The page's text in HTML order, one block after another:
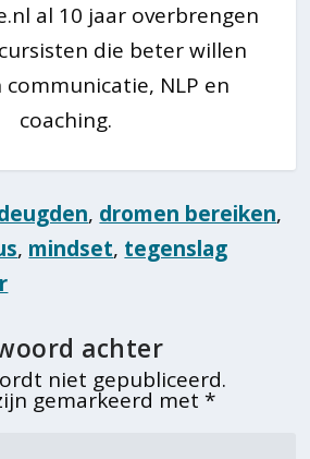
al 10 jaar overbrengen
die beter willen
NLP en
coaching.
, dromen bereiken,
, mindset, tegenslag
achter
niet gepubliceerd.
gemarkeerd met *